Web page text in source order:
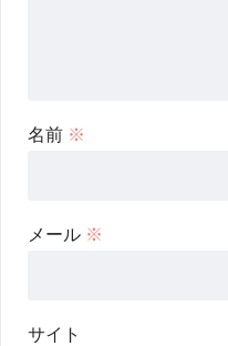
名前 ※
メール ※
サイト